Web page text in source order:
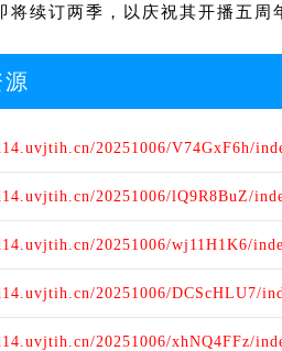
续订两季，以庆祝其开播五
20251006/V74GxF6h/
20251006/lQ9R8BuZ/
20251006/wj11H1K6/
20251006/DCScHLU7/
20251006/xhNQ4FFz/